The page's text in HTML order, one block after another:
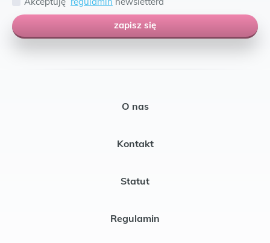
zapisz się
O nas
Kontakt
Statut
Regulamin